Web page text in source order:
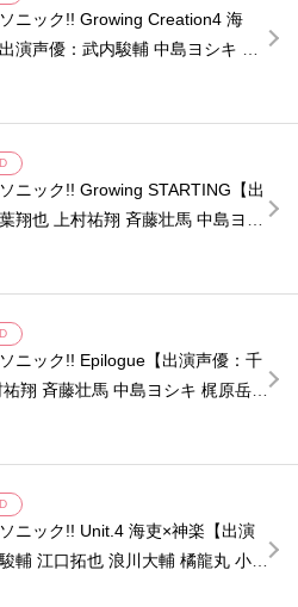
ニック!! Growing Creation4 海
演声優：武内駿輔 中島ヨシキ 江
輔 橘龍丸 小西克幸 諏訪部順一
STARTING【出
翔也 上村祐翔 斉藤壮馬 中島ヨシ
木村良平 武内駿輔 江口拓也 広瀬
ニック!! Epilogue【出演声優：千
翔 斉藤壮馬 中島ヨシキ 梶原岳人
駿輔 浪川大輔 江口拓也 橘龍丸】
ニック!! Unit.4 海吏×神楽【出演
輔 江口拓也 浪川大輔 橘龍丸 小西
一 浜田賢二】